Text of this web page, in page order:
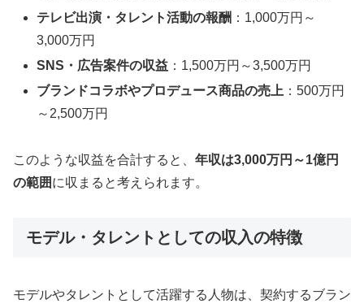
テレビ出演・タレント活動の報酬 ：1,000万円～
3,000万円
SNS・広告案件の収益 ：1,500万円～3,500万円
ブランドコラボやプロデュース商品の売上 ：500万円
～2,500万円
このような収益を合計すると、 年収は3,000万円～1億円
の範囲に収まると考えられます。
モデル・タレントとしての収入の特徴
モデルやタレントとして活躍する人物は、契約するブラン